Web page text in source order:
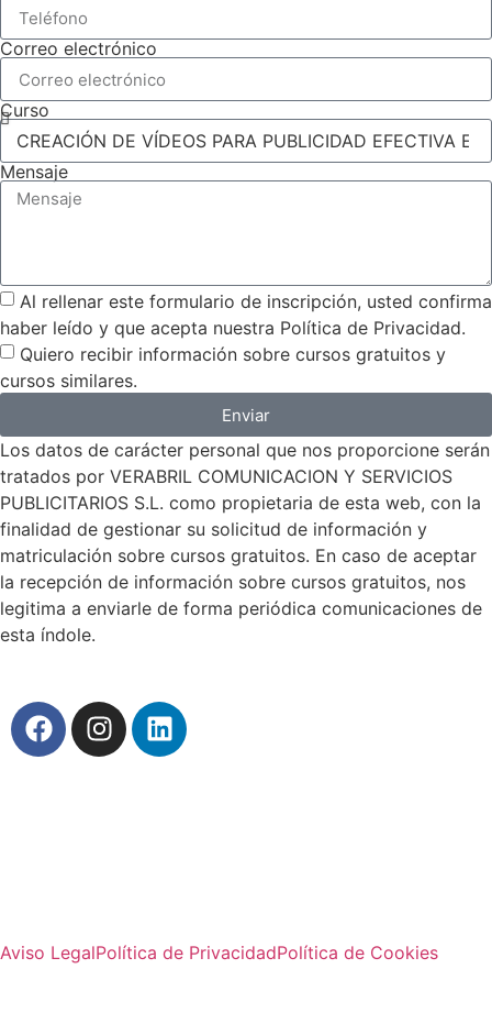
Correo electrónico
Curso
Mensaje
Al rellenar este formulario de inscripción, usted confirma
haber leído y que acepta nuestra Política de Privacidad.
Quiero recibir información sobre cursos gratuitos y
cursos similares.
Enviar
Los datos de carácter personal que nos proporcione serán
tratados por VERABRIL COMUNICACION Y SERVICIOS
PUBLICITARIOS S.L. como propietaria de esta web, con la
finalidad de gestionar su solicitud de información y
matriculación sobre cursos gratuitos. En caso de aceptar
la recepción de información sobre cursos gratuitos, nos
legitima a enviarle de forma periódica comunicaciones de
esta índole.
Aviso LegalPolítica de PrivacidadPolítica de Cookies